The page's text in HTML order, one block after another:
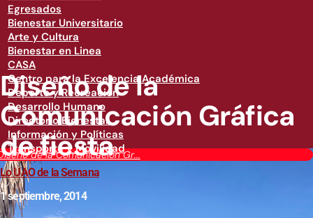
Egresados
Bienestar Universitario
Arte y Cultura
Bienestar en Linea
CASA
Centro para la Excelencia Académica
Deporte y Recreación
Desarrollo Humano
Directorio Bienestar
Información y Políticas
Transporte y Movilidad
de la Comunicación Gr...
Diseño de la
Comunicación Gráfica
de fiesta
Lo UAO de la Semana
1 septiembre, 2014